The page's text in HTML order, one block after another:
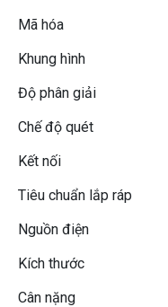
Mã hóa
Khung hình
Độ phân giải
Chế độ quét
Kết nối
Tiêu chuẩn lắp ráp
Nguồn điện
Kích thước
Cân nặng